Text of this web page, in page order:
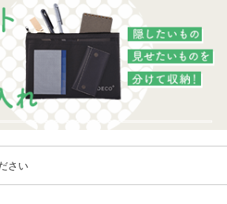
さい